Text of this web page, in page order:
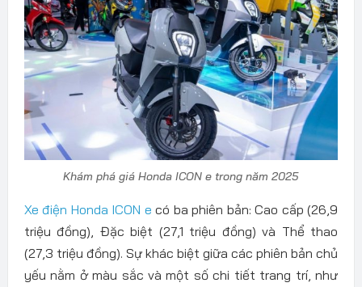
Khám phá giá Honda ICON e trong năm 2025
Xe điện Honda ICON e có ba phiên bản: Cao cấp (26,9
triệu đồng), Đặc biệt (27,1 triệu đồng) và Thể thao
(27,3 triệu đồng). Sự khác biệt giữa các phiên bản chủ
yếu nằm ở màu sắc và một số chi tiết trang trí, như